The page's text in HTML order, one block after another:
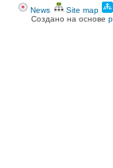
News Site map
Создано на основе